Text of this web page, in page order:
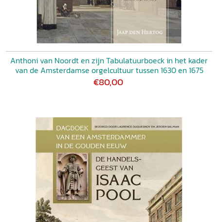
Anthoni van Noordt en zijn Tabulatuurboeck in het kader
van de Amsterdamse orgelcultuur tussen 1630 en 1675
€80,00